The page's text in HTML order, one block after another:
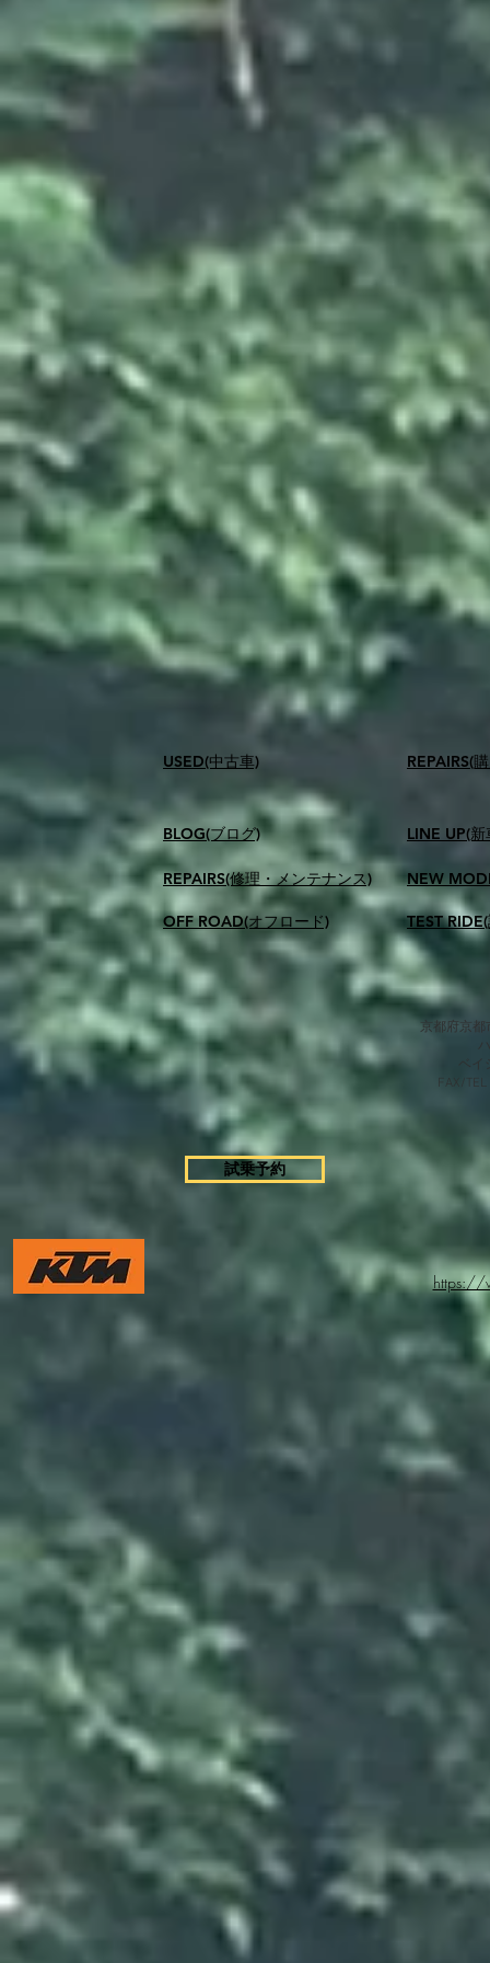
USED(中古車)
BLOG(ブログ)
REPAIRS(修理・メンテナンス)
OFF ROAD(オフロード)
​REPAIRS(
LINE UP(
NEW
TEST
京都府京都
ベ
FAX/
試乗予約
https://